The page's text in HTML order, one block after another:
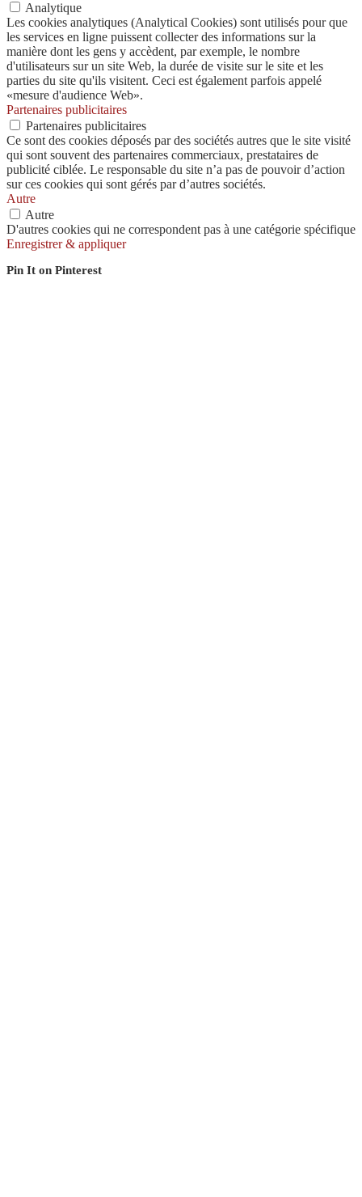
Analytique
Les cookies analytiques (Analytical Cookies) sont utilisés pour que
les services en ligne puissent collecter des informations sur la
manière dont les gens y accèdent, par exemple, le nombre
d'utilisateurs sur un site Web, la durée de visite sur le site et les
parties du site qu'ils visitent. Ceci est également parfois appelé
«mesure d'audience Web».
Partenaires publicitaires
Partenaires publicitaires
Ce sont des cookies déposés par des sociétés autres que le site visité
qui sont souvent des partenaires commerciaux, prestataires de
publicité ciblée. Le responsable du site n’a pas de pouvoir d’action
sur ces cookies qui sont gérés par d’autres sociétés.
Autre
Autre
D'autres cookies qui ne correspondent pas à une catégorie spécifique
Enregistrer & appliquer
Pin It on Pinterest